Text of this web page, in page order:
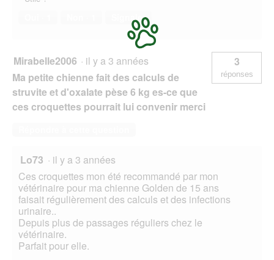
Signaler
Mirabelle2006 · il y a 3 années
Ma petite chienne fait des calculs de
struvite et d'oxalate pèse 6 kg es-ce que
ces croquettes pourrait lui convenir merci
3
réponses
Lo73 · il y a 3 années
Ces croquettes mon été recommandé par mon
vétérinaire pour ma chienne Golden de 15 ans
faisait régulièrement des calculs et des infections
urinaire..
Depuis plus de passages réguliers chez le
vétérinaire.
Parfait pour elle.